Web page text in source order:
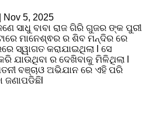
Nov 5, 2025
ସାଧୁ ବାବା ରାଜ ଗିରି ଗୁଜର ଙ୍କ ପୁରୀ
ମାନେଶ୍ଵର ର ଶିବ ମନ୍ଦିର ରେ
ସ୍ୱାଗତ କରାଯାଇଥିଲା l ସେ
ଯାଉଥିବା ର ଦେଖିବାକୁ ମିଳିଥିଲା l
ବଞ୍ଚାଓ ଅଭିଯାନ ରେ ଏହି ପରି
ଜଣାପଡିଛିl